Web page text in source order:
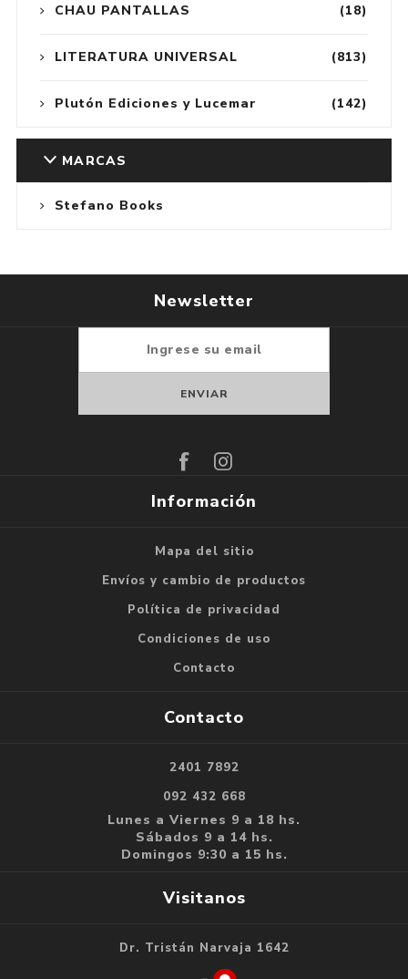
(18)
CHAU PANTALLAS
(813)
LITERATURA UNIVERSAL
(142)
Plutón Ediciones y Lucemar
MARCAS
Stefano Books
Newsletter
Información
Mapa del sitio
Envíos y cambio de productos
Política de privacidad
Condiciones de uso
Contacto
Contacto
2401 7892
092 432 668
Lunes a Viernes 9 a 18 hs.
Sábados 9 a 14 hs.
Domingos 9:30 a 15 hs.
Visitanos
Dr. Tristán Narvaja 1642